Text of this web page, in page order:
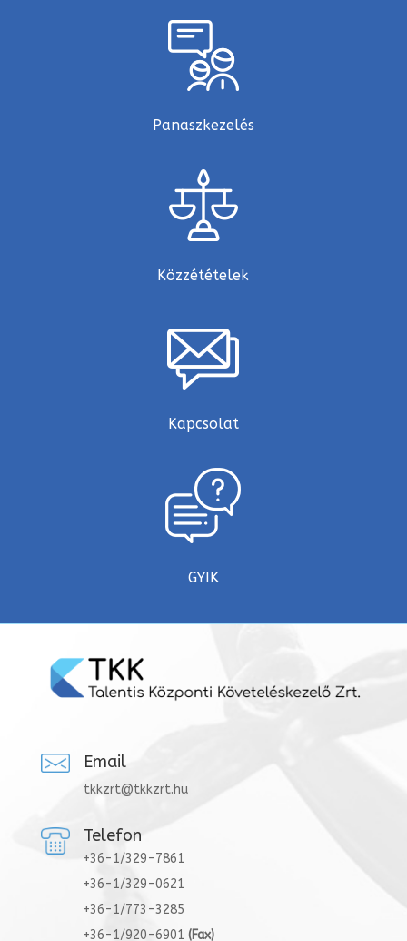
Panaszkezelés
Közzétételek
Kapcsolat
GYIK
Email
tkkzrt@tkkzrt.hu
Telefon
+36-1/329-7861
+36-1/329-0621
+36-1/773-3285
+36-1/920-6901 (Fax)